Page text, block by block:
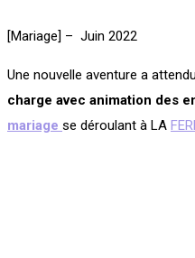
[Mariage] – Juin 2022
Une nouvelle aventure a
charge avec animation des
mariage se déroulant à LA